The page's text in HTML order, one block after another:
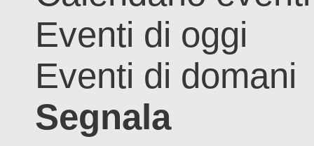
Eventi di oggi
Eventi di domani
Segnala